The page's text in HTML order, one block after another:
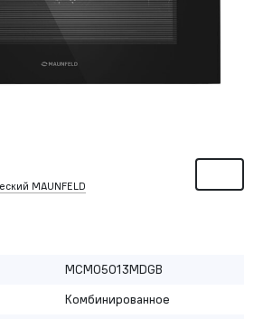
MAUNFELD
MCMO5013MDGB
Комбинированное